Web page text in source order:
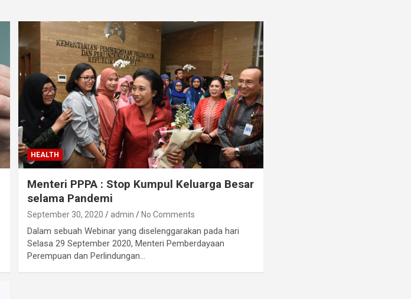
HEALTH
Menteri PPPA : Stop Kumpul Keluarga Besar
selama Pandemi
September 30, 2020 admin No Comments
Dalam sebuah Webinar yang diselenggarakan pada hari
Selasa 29 September 2020, Menteri Pemberdayaan
Perempuan dan Perlindungan…